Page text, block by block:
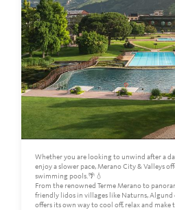
Whether you are looking to unwind after a
enjoy a slower pace, Merano City & Valleys
swimming pools.🌴💧
From the renowned Terme Merano to
friendly lidos in villages like Naturns, Algund
offers its own way to cool off, relax and make